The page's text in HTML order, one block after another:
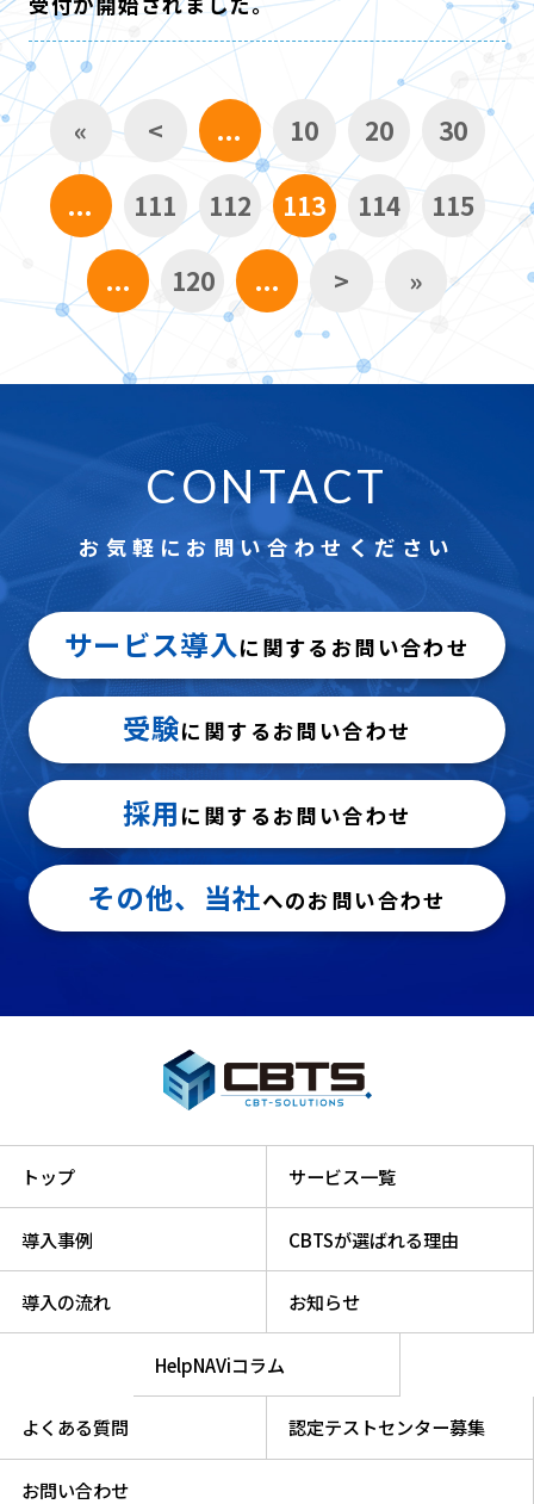
« < ... 10 20 30
... 111 112 113 114 115
... 120 ... > »
CONTACT
お気軽にお問い合わせください
サービス導入に関するお問い合わせ
受験に関するお問い合わせ
採用 に関するお問い合わせ
その他、当社へのお問い合わせ
トップ サービス一覧
導入事例 CBTSが選ばれる理由
導入の流れ お知らせ
HelpNAViコラム
よくある質問 認定テストセンター募集
お問い合わせ